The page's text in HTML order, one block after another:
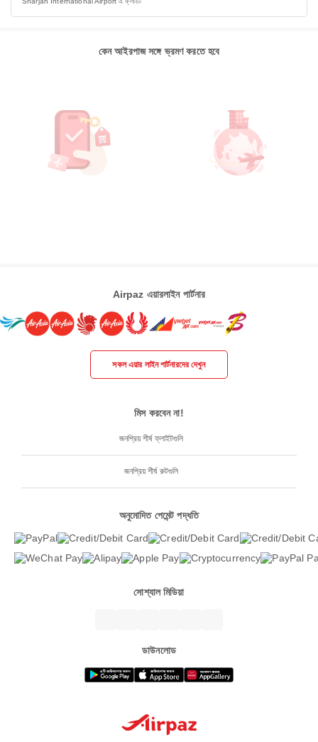
কেন আইরপাজ সঙ্গে ভ্রমণ করতে হবে
Airpaz এয়ারলাইন পার্টনার
সকল এয়ার লাইন পার্টনারদের দেখুন
মিস করবেন না!
জনপ্রিয় শীর্ষ ফ্লাইটগুলি
জনপ্রিয় শীর্ষ রুটগুলি
অনুমোদিত পেমেন্ট পদ্ধতি
সোশ্যাল মিডিয়া
ডাউনলোড